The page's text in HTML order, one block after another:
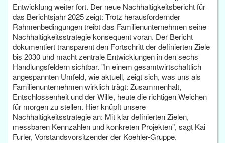
Entwicklung weiter fort. Der neue Nachhaltigkeitsbericht für
das Berichtsjahr 2025 zeigt: Trotz herausfordernder
Rahmenbedingungen treibt das Familienunternehmen seine
Nachhaltigkeitsstrategie konsequent voran. Der Bericht
dokumentiert transparent den Fortschritt der definierten Ziele
bis 2030 und macht zentrale Entwicklungen in den sechs
Handlungsfeldern sichtbar. "In einem gesamtwirtschaftlich
angespannten Umfeld, wie aktuell, zeigt sich, was uns als
Familienunternehmen wirklich trägt: Zusammenhalt,
Entschlossenheit und der Wille, heute die richtigen Weichen
für morgen zu stellen. Hier knüpft unsere
Nachhaltigkeitsstrategie an: Mit klar definierten Zielen,
messbaren Kennzahlen und konkreten Projekten", sagt Kai
Furler, Vorstandsvorsitzender der Koehler-Gruppe.